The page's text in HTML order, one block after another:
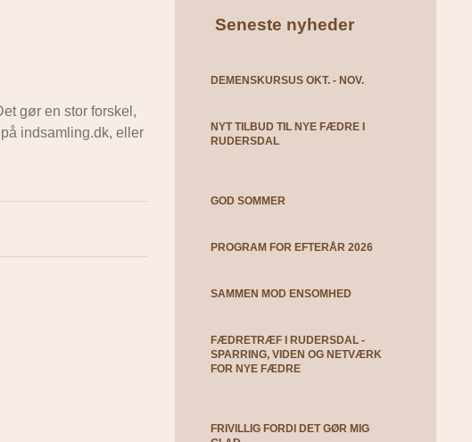
gør en stor forskel,
indsamling.dk, eller
Seneste nyheder
DEMENSKURSUS OKT. - NOV.
NYT TILBUD TIL NYE FÆDRE I
RUDERSDAL
GOD SOMMER
PROGRAM FOR EFTERÅR 2026
SAMMEN MOD ENSOMHED
FÆDRETRÆF I RUDERSDAL -
SPARRING, VIDEN OG NETVÆRK
FOR NYE FÆDRE
FRIVILLIG FORDI DET GØR MIG